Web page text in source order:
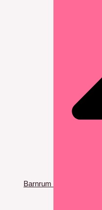
Barnrum